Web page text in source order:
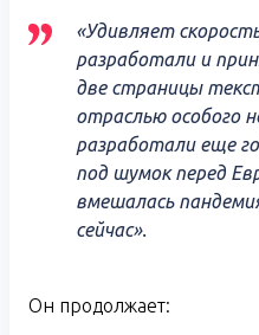
«Удивляет
разработали и
две страницы
отраслью особого
разработали еще
под шумок перед
вмешалась
сейчас».
Он продолжает: